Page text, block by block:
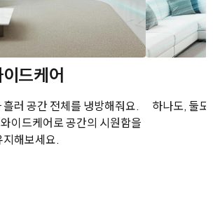
드케어
러 공간 전체를 냉방해줘요.
이드케어로 공간의 시원함을
지해보세요.
하나도, 둘